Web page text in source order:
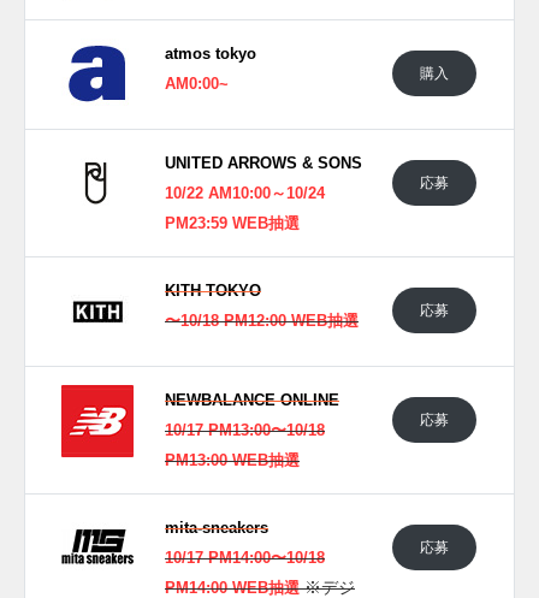
■MS574YSC "SHARK SKIN/NB WHITE"
MS574YSB "TEAM FOREST GREEN/BURGUNDY"
(pic. NAKED, Salehe Bembury)
atmos tokyo
AM0:00~
購入
UNITED ARROWS & SONS
10/22 AM10:00～10/24
PM23:59 WEB抽選
応募
KITH TOKYO
〜10/18 PM12:00 WEB抽選
応募
NEWBALANCE ONLINE
10/17 PM13:00〜10/18
PM13:00 WEB抽選
応募
mita-sneakers
10/17 PM14:00〜10/18
PM14:00 WEB抽選※デジ
応募